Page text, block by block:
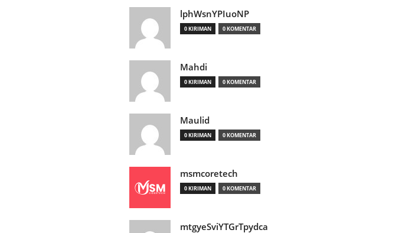
lphWsnYPIuoNP
0 KIRIMAN 0 KOMENTAR
Mahdi
0 KIRIMAN 0 KOMENTAR
Maulid
0 KIRIMAN 0 KOMENTAR
msmcoretech
0 KIRIMAN 0 KOMENTAR
mtgyeSviYTGrTpydca